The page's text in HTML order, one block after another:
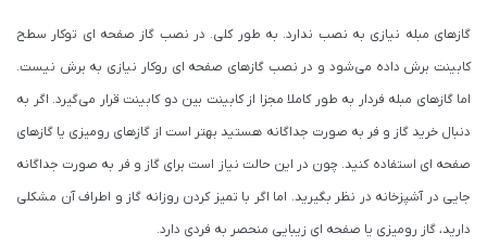
گازهای مبله نیازی به نصب ندارد. به طور کلی. در نصب گاز صفحه ای توکار سطح
کابینت برش داده می‌شود و در نصب گازهای صفحه ای روکار نیازی به برش نیست.
اما گازهای مبله فردار به طور کاملا مجزا از کابینت بین دو کابینت قرار می‌گیرد. اگر به
دنبال خرید گاز و فر به صورت جداگانه هستید بهتر است از گازهای رومیزی یا گازهای
صفحه ای استفاده کنید. چون در این حالت نیاز است برای گاز و فر به صورت جداگانه
جایی در آشپزخانه در نظر بگیرید. اما اگر با تمیز کردن روزانه گاز و اطراف آن مشکلی
دارید، گاز رومیزی یا صفحه ای زیبایی منحصر به فردی دارد.